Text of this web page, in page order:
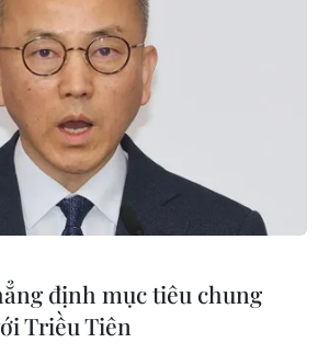
của Vincent van Gogh (150 triệu USD).
(Nguồn: Corbis)
Freud' của Francis Bacon (144.6 triệu
định mục tiêu chung
Triều Tiên